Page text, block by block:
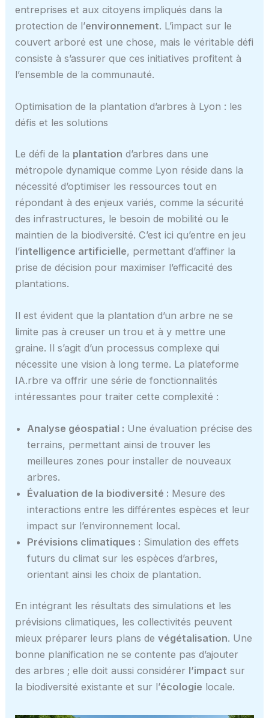
entreprises et aux citoyens impliqués dans la
protection de l’environnement. L’impact sur le
couvert arboré est une chose, mais le véritable défi
consiste à s’assurer que ces initiatives profitent à
l’ensemble de la communauté.
Optimisation de la plantation d’arbres à Lyon : les
défis et les solutions
Le défi de la plantation d’arbres dans une
métropole dynamique comme Lyon réside dans la
nécessité d’optimiser les ressources tout en
répondant à des enjeux variés, comme la sécurité
des infrastructures, le besoin de mobilité ou le
maintien de la biodiversité. C’est ici qu’entre en jeu
l’intelligence artificielle, permettant d’affiner la
prise de décision pour maximiser l’efficacité des
plantations.
Il est évident que la plantation d’un arbre ne se
limite pas à creuser un trou et à y mettre une
graine. Il s’agit d’un processus complexe qui
nécessite une vision à long terme. La plateforme
IA.rbre va offrir une série de fonctionnalités
intéressantes pour traiter cette complexité :
Analyse géospatial : Une évaluation précise des
terrains, permettant ainsi de trouver les
meilleures zones pour installer de nouveaux
arbres.
Évaluation de la biodiversité : Mesure des
interactions entre les différentes espèces et leur
impact sur l’environnement local.
Prévisions climatiques : Simulation des effets
futurs du climat sur les espèces d’arbres,
orientant ainsi les choix de plantation.
En intégrant les résultats des simulations et les
prévisions climatiques, les collectivités peuvent
mieux préparer leurs plans devégétalisation. Une
bonne planification ne se contente pas d’ajouter
des arbres ; elle doit aussi considérer l’impact sur
la biodiversité existante et sur l’écologie locale.